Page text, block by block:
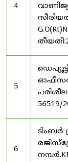
4
5
56519/
6
ടിംബർ